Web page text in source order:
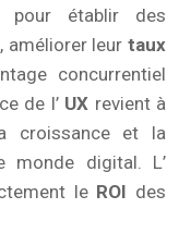
pour établir des
améliorer leur taux
concurrentiel
de l’ UX revient à
croissance et la
monde digital. L’
le ROI des